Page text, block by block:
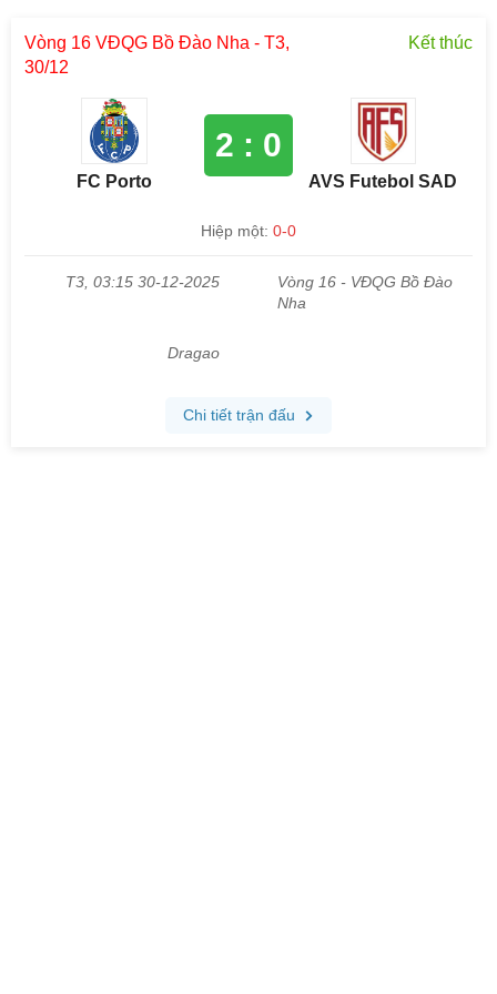
Vòng 16 VĐQG Bồ Đào Nha - T3,
30/12
Kết thúc
FC Porto
2 : 0
AVS Futebol SAD
Hiệp một: 0-0
T3, 03:15 30-12-2025
Vòng 16 - VĐQG Bồ Đào
Nha
Dragao
Chi tiết trận đấu